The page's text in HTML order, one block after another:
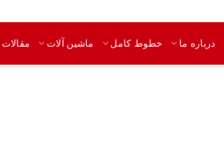
درباره ما خطوط کامل ماشین آلات مقالات